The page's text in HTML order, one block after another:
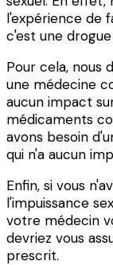
l'expérience de
c'est une
Pour cela, nous
une médecine
aucun impact
médicaments
avons besoin
qui n'a aucun
Enfin, si vous
l'impuissance
votre médecin
devriez vous
prescrit.